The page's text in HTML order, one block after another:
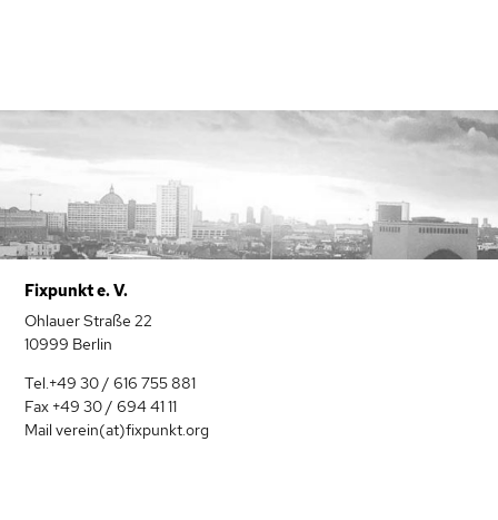
Fixpunkt e. V.
Ohlauer Straße 22
10999 Berlin
Tel.+49 30 / 616 755 881
Fax +49 30 / 694 41 11
Mail verein(at)fixpunkt.org